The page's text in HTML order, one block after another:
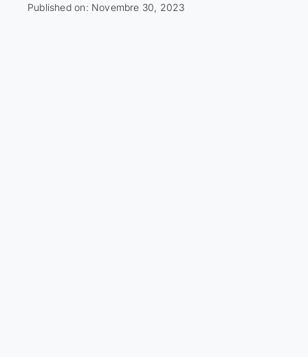
Published on: Novembre 30, 2023